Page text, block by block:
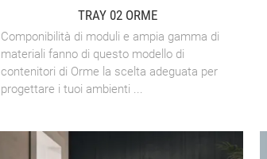
TRAY 02 ORME
Componibilità di moduli e ampia gamma di
materiali fanno di questo modello di
contenitori di Orme la scelta adeguata per
progettare i tuoi ambienti ...